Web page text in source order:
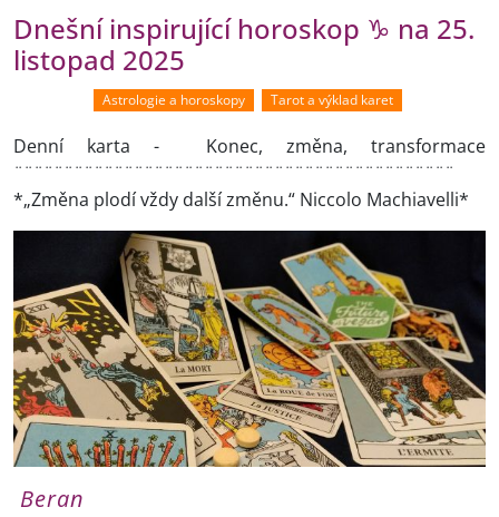
Dnešní inspirující horoskop ♑ na 25.
listopad 2025
Astrologie a horoskopy Tarot a výklad karet
Denní karta - Konec, změna, transformace
¨¨¨¨¨¨¨¨¨¨¨¨¨¨¨¨¨¨¨¨¨¨¨¨¨¨¨¨¨¨¨¨¨¨¨¨¨¨¨¨¨¨¨¨
*„Změna plodí vždy další změnu.“ Niccolo Machiavelli*
Beran